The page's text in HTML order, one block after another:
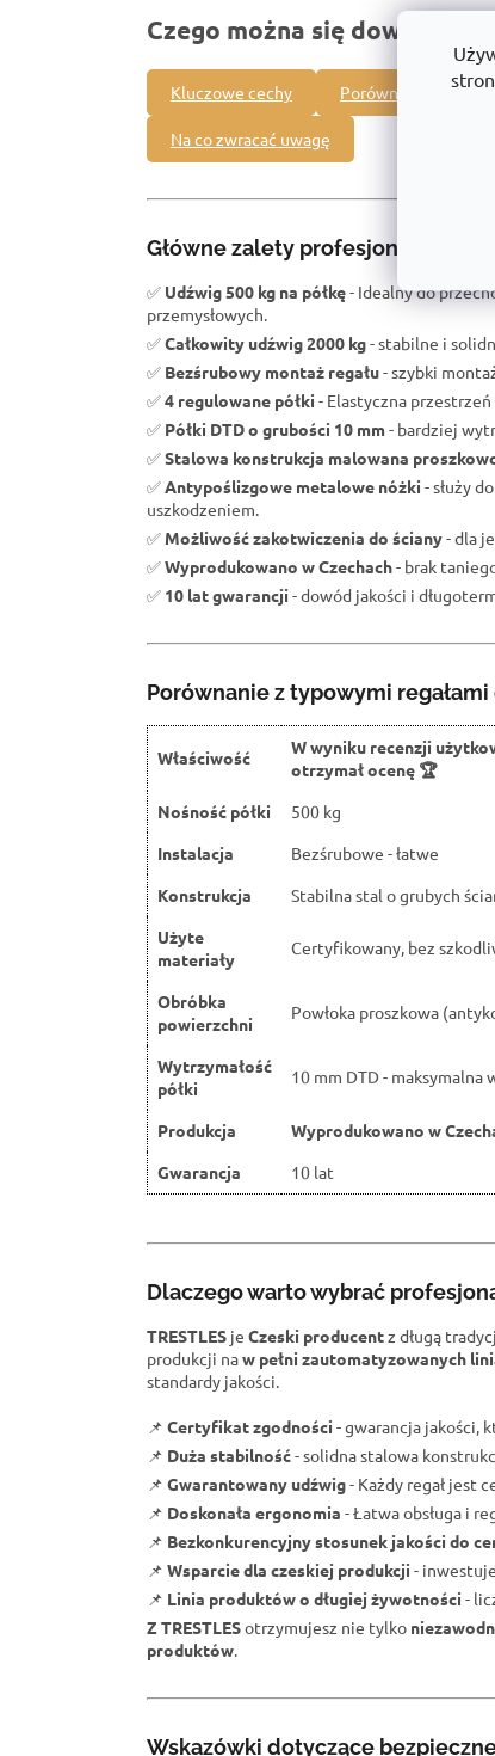
Czego można się dowiedzieć
Kluczowe cechy Porównanie z
Na co zwracać uwagę
Główne zalety profesjonalnego
✅ Udźwig 500 kg na półkę- Idealny do
przemysłowych.
✅Całkowity udźwig 2000 kg- stabilne i
✅ Bezśrubowy montaż regału- szybki
✅4 regulowane półki - Elastyczna
✅ Półki DTD o grubości 10 mm- bardziej
✅Stalowa konstrukcja malowana
✅Antypoślizgowe metalowe nóżki - służy
uszkodzeniem.
✅ Możliwość zakotwiczenia do ściany- dla
✅Wyprodukowano w Czechach- brak
✅ 10 lat gwarancji - dowód jakości i
Porównanie z typowymi
Właściwość
W wyniku recenzji
otrzymał ocenę 🏆
Nośność półki 500 kg
Instalacja
Bezśrubowe - łatwe
Konstrukcja
Stabilna stal o grubych
Użyte
materiały
Certyfikowany, bez
Obróbka
powierzchni
Powłoka proszkowa
Wytrzymałość
półki
10 mm DTD - maksymalna
Produkcja
Wyprodukowano w
Gwarancja
10 lat
Dlaczego warto wybrać
TRESTLES je Czeski producentz długą
produkcji naw pełni zautomatyzowanych
standardy jakości.
📌 Certyfikat zgodności - gwarancja jakości,
📌 Duża stabilność- solidna stalowa
📌 Gwarantowany udźwig- Każdy regał jest
📌 Doskonała ergonomia - Łatwa obsługa i
📌 Bezkonkurencyjny stosunek jakości do
📌 Wsparcie dla czeskiej produkcji -
📌 Linia produktów o długiej żywotności -
Z TRESTLESotrzymujesz nie tylko
produktów.
Wskazówki dotyczące